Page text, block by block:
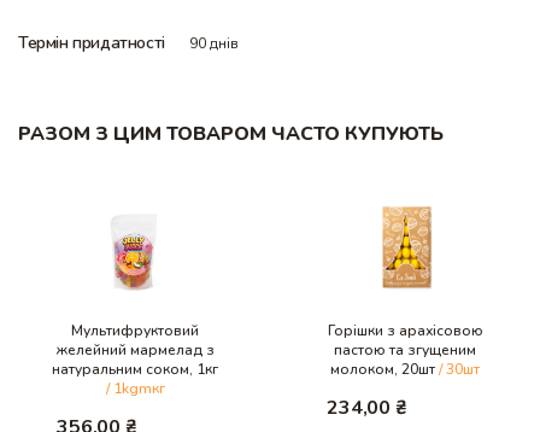
Термін придатності 90 днів
РАЗОМ З ЦИМ ТОВАРОМ ЧАСТО КУПУЮТЬ
Мультифруктовий
желейний мармелад з
натуральним соком, 1кг
/ 1kgmкг
Горішки з арахісовою
пастою та згущеним
молоком, 20шт/ 30шт
234,00₴